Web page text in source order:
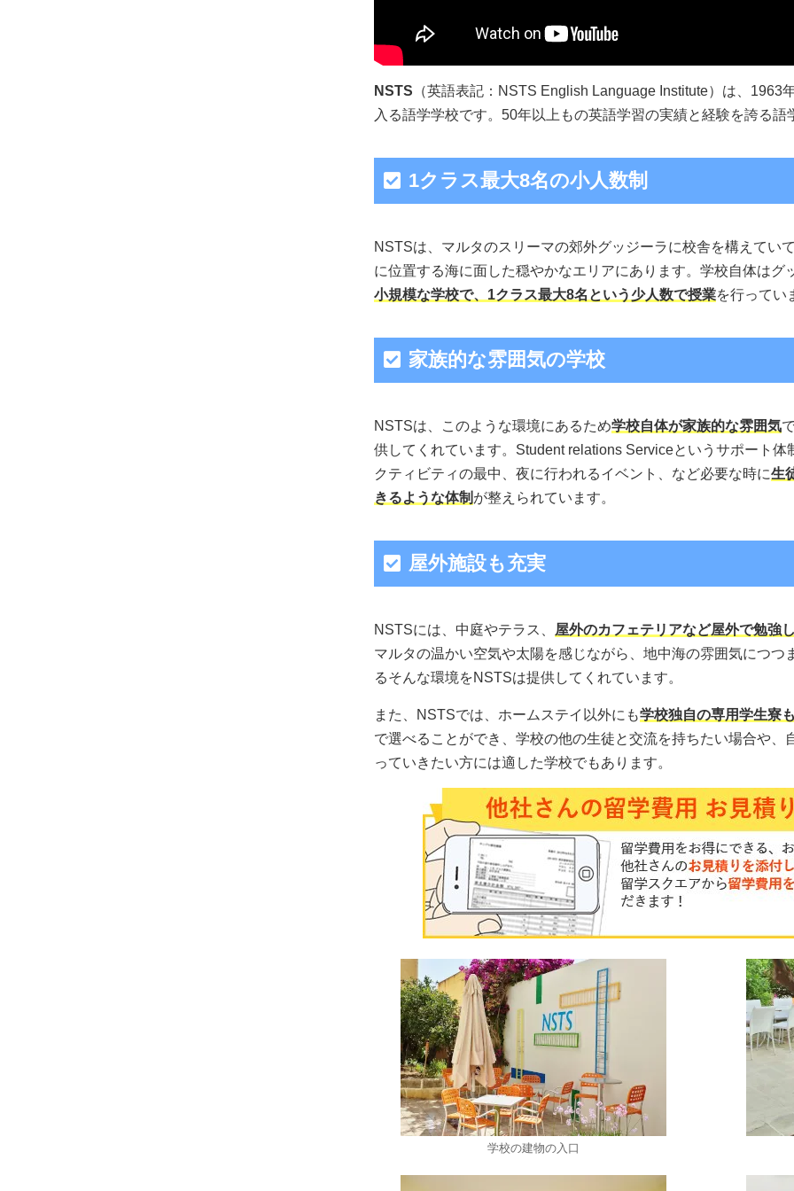
NSTS （英語表記：NSTS English Language Institute）は、1963
入る語学学校です。50年以上もの英語学習の実績と経験を誇る語
1クラス最大8名の小人数制
NSTSは、マルタのスリーマの郊外グッジーラに校舎を構えてい
に位置する海に面した穏やかなエリアにあります。学校自体はグ
小規模な学校で、1クラス最大8名という少人数で授業を行ってい
家族的な雰囲気の学校
NSTSは、このような環境にあるため学校自体が家族的な雰囲気
供してくれています。Student relations Serviceというサポート
クティビティの最中、夜に行われるイベント、など必要な時に生
きるような体制 が整えられています。
屋外施設も充実
NSTSには、中庭やテラス、 屋外のカフェテリアなど屋外で勉強
マルタの温かい空気や太陽を感じながら、地中海の雰囲気につつ
るそんな環境をNSTSは提供してくれています。
また、NSTSでは、ホームステイ以外にも学校独自の専用学生寮
で選べることができ、学校の他の生徒と交流を持ちたい場合や、
っていきたい方には適した学校でもあります。
学校の建物の入口